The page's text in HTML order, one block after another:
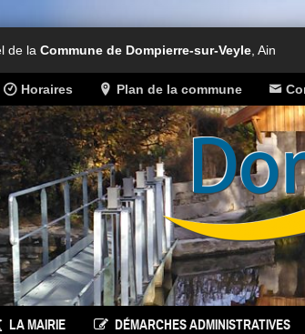
de la Commune de Dompierre-sur-Veyle , Ain
Horaires Plan de la commune
LA MAIRIE DÉMARCHES ADMINISTRATIVES